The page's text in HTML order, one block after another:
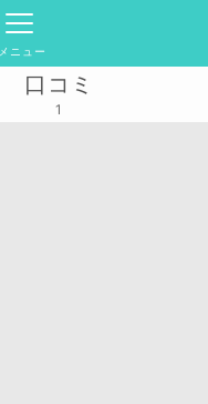
メニュー
口コミ
1